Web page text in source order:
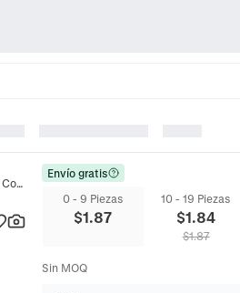
Joyas De Collar Y Pulsera Acero Inoxidable 304 Chapado En Oro De 18K Cuentas De Vidrio De Colores Para Mujer Estilo Retro Francés
Envío gratis
0 - 9 Piezas
$1.87
10 - 19 Piezas
$1.84
$1.87
Sin MOQ